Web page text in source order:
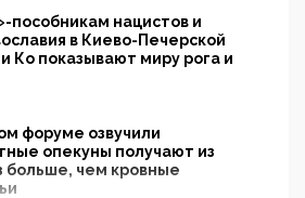
пособникам нацистов и
в Киево-Печерской
Ко показывают миру рога и
форуме озвучили
опекуны получают из
больше, чем кровные